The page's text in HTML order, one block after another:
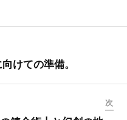
けての準備。
次